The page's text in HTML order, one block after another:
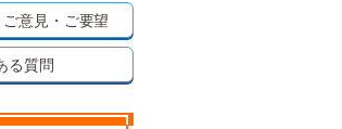
ご意見・ご要望
る質問